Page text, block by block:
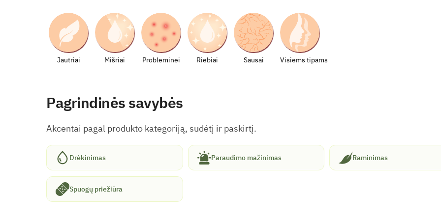
Jautriai Mišriai Probleminei Riebiai Sausai Visiems tipams
Pagrindinės savybės
Akcentai pagal produkto kategoriją, sudėtį ir paskirtį.
Drėkinimas Paraudimo mažinimas Raminimas
Spuogų priežiūra